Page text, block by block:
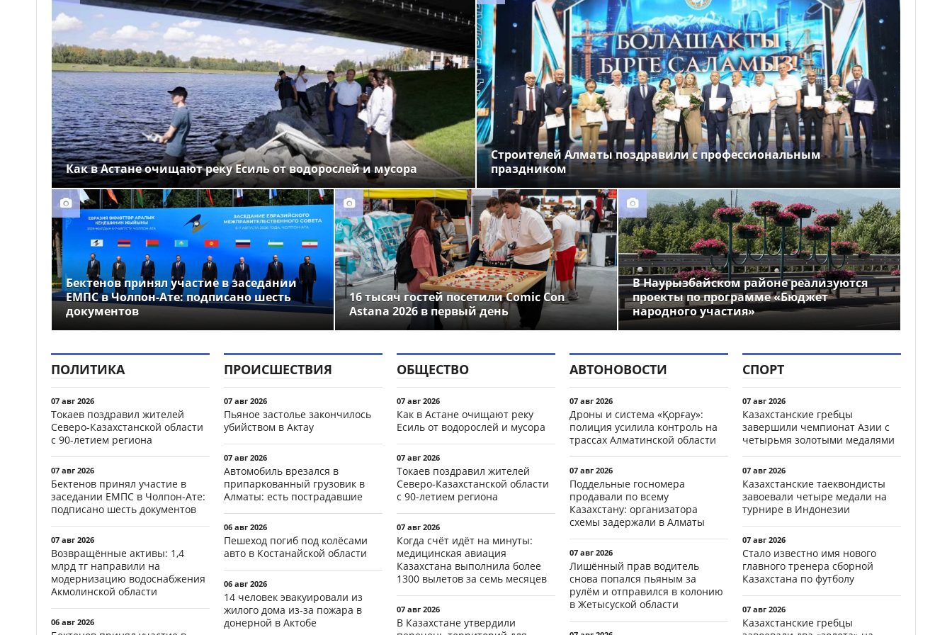
Выборы депутатов
Курултая: как узнать свой
избирательный участок
11:41
Служебная собака
помогла полицейским найти
пропавшую 18-летнюю
девушку в Караганде
Как в Астане очищают реку Есиль от водорослей и мусора
Строителей Алматы поздравили с профессиональным
праздником
Бектенов принял участие в заседании
ЕМПС в Чолпон-Ате: подписано шесть
документов
16 тысяч гостей посетили Comic Con
Astana 2026 в первый день
В Наурызбайском районе реализуются
проекты по программе «Бюджет
народного участия»
ПОЛИТИКА
07 авг 2026
Токаев поздравил жителей
Северо-Казахстанской области
с 90-летием региона
07 авг 2026
Бектенов принял участие в
заседании ЕМПС в Чолпон-Ате:
подписано шесть документов
07 авг 2026
Возвращённые активы: 1,4
млрд тг направили на
модернизацию водоснабжения
Акмолинской области
06 авг 2026
ПРОИСШЕСТВИЯ
07 авг 2026
Пьяное застолье закончилось
убийством в Актау
07 авг 2026
Автомобиль врезался в
припаркованный грузовик в
Алматы: есть пострадавшие
06 авг 2026
Пешеход погиб под колёсами
авто в Костанайской области
06 авг 2026
14 человек эвакуировали из
жилого дома из-за пожара в
донерной в Актобе
ОБЩЕСТВО
07 авг 2026
Как в Астане очищают реку
Есиль от водорослей и мусора
07 авг 2026
Токаев поздравил жителей
Северо-Казахстанской области
с 90-летием региона
07 авг 2026
Когда счёт идёт на минуты:
медицинская авиация
Казахстана выполнила более
1300 вылетов за семь месяцев
07 авг 2026
В Казахстане утвердили
АВТОНОВОСТИ
07 авг 2026
Дроны и система «Қорғау»:
полиция усилила контроль на
трассах Алматинской области
07 авг 2026
Поддельные госномера
продавали по всему
Казахстану: организатора
схемы задержали в Алматы
07 авг 2026
Лишённый прав водитель
снова попался пьяным за
рулём и отправился в колонию
в Жетысуской области
СПОРТ
07 авг 2026
Казахстанские гребцы
завершили чемпионат Азии с
четырьмя золотыми медалями
07 авг 2026
Казахстанские таеквондисты
завоевали четыре медали на
турнире в Индонезии
07 авг 2026
Стало известно имя нового
главного тренера сборной
Казахстана по футболу
07 авг 2026
Казахстанские гребцы